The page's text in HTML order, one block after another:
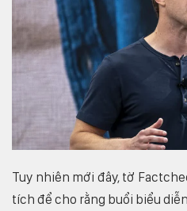
Tuy nhiên mới đây, tờ
tích để cho rằng buổi biểu